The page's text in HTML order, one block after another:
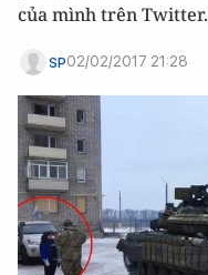
của mình trên Twitter.
SP02/02/2017 21:28